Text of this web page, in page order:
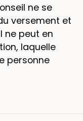
ne se
versement et
ne peut en
laquelle
personne